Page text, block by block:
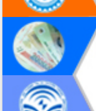
Tháo gỡ những vướng mắc,
công tác cải cách thủ tục
tại Trung tâm Phục vụ hành
công tỉnh
Đắk Lắk: Tôn vinh 46 giải
thi Sáng tạo Kỹ thuật 2024 -
Đắk Lắk rà soát, điều chỉnh
về phát triển nuôi trồng thủy